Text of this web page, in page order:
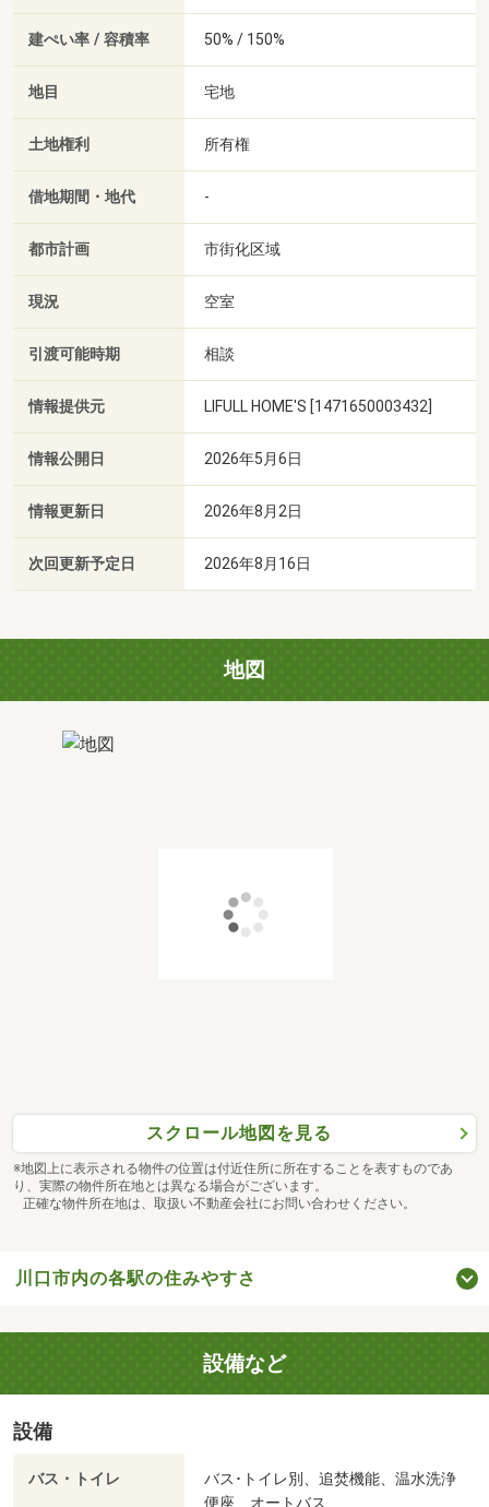
建ぺい率 / 容積率 50% / 150%
地目 宅地
土地権利 所有権
借地期間・地代 -
都市計画 市街化区域
現況 空室
引渡可能時期 相談
情報提供元 LIFULL HOME'S [1471650003432]
情報公開日 2026年5月6日
情報更新日 2026年8月2日
次回更新予定日 2026年8月16日
地図
スクロール地図を見る
※地図上に表示される物件の位置は付近住所に所在することを表すものであ
り、実際の物件所在地とは異なる場合がございます。
正確な物件所在地は、取扱い不動産会社にお問い合わせください。
川口市内の各駅の住みやすさ
設備など
設備
バス・トイレ
バス･トイレ別、追焚機能、温水洗浄
便座、オートバス